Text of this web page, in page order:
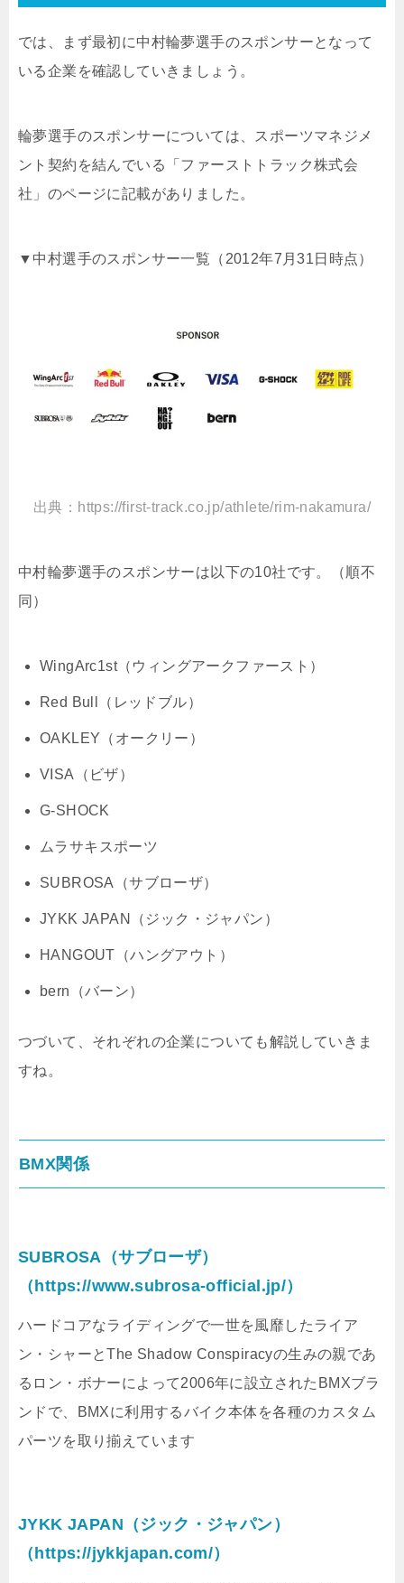
では、まず最初に中村輪夢選手のスポンサーとなって
いる企業を確認していきましょう。
輪夢選手のスポンサーについては、スポーツマネジメ
ント契約を結んでいる「ファーストトラック株式会
社」のページに記載がありました。
▼中村選手のスポンサー一覧（2012年7月31日時点）
出典：https://first-track.co.jp/athlete/rim-nakamura/
中村輪夢選手のスポンサーは以下の10社です。（順不
同）
WingArc1st（ウィングアークファースト）
Red Bull（レッドブル）
OAKLEY（オークリー）
VISA（ビザ）
G-SHOCK
ムラサキスポーツ
SUBROSA（サブローザ）
JYKK JAPAN（ジック・ジャパン）
HANGOUT（ハングアウト）
bern（バーン）
つづいて、それぞれの企業についても解説していきま
すね。
BMX関係
SUBROSA（サブローザ）
（https://www.subrosa-official.jp/）
ハードコアなライディングで一世を風靡したライア
ン・シャーとThe Shadow Conspiracyの生みの親であ
るロン・ボナーによって2006年に設立されたBMXブラ
ンドで、BMXに利用するバイク本体を各種のカスタム
パーツを取り揃えています
JYKK JAPAN（ジック・ジャパン）
（https://jykkjapan.com/）